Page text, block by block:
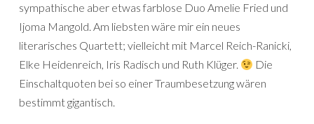
sympathische aber etwas farblose Duo Amelie Fried und
Ijoma Mangold. Am liebsten wäre mir ein neues
literarisches Quartett; vielleicht mit Marcel Reich-Ranicki,
Elke Heidenreich, Iris Radisch und Ruth Klüger.
Die
Einschaltquoten bei so einer Traumbesetzung wären
bestimmt gigantisch.